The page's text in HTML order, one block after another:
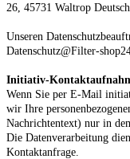
26, 45731 Waltrop
Unseren
Datenschutz@Filter-
Initiativ-
Wenn Sie per E-Mail
wir Ihre
Nachrichtentext) nur in
Die Datenverarbeitung
Kontaktanfrage.